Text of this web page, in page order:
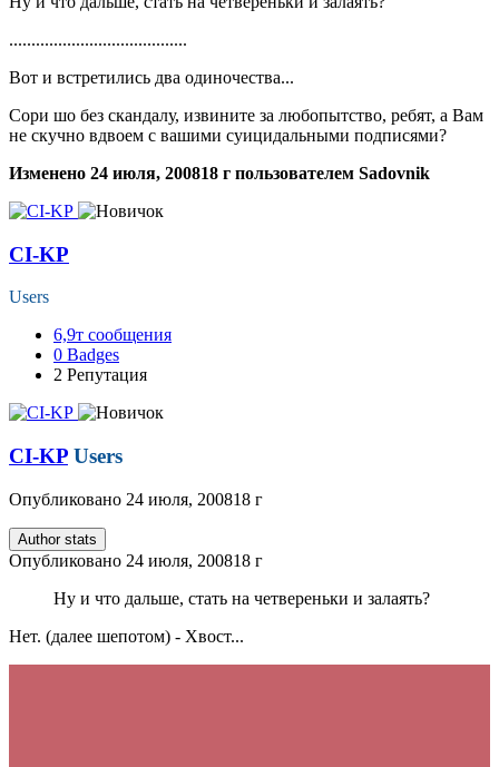
........................................
Вот и встретились два одиночества...
Сори шо без скандалу, извините за любопытство, ребят, а Вам
не скучно вдвоем с вашими суицидальными подписями?
Изменено 24 июля, 200818 г пользователем Sadovnik
CI-KP
Users
6,9т сообщения
0 Badges
2 Репутация
CI-KP Users
Опубликовано 24 июля, 200818 г
Author stats
Опубликовано 24 июля, 200818 г
Ну и что дальше, стать на четвереньки и залаять?
Нет. (далее шепотом) - Хвост...